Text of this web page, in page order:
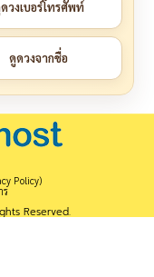
วงเบอร์โทรศัพท์
ดูดวงจากชื่อ
Policy)
ร
Reserved.